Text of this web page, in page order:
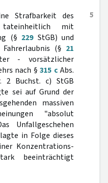
5
Strafbarkeit des
mit
(§ 229StGB) und
(§ 21
- vorsätzlicher
nach §315 cAbs.
Buchst. c) StGB
sei auf Grund der
massiven
"absolut
Unfallgeschehen
in Folge dieses
Konzentrations-
beeinträchtigt